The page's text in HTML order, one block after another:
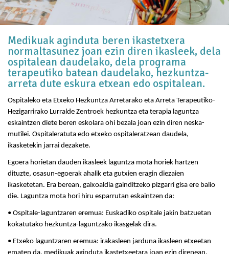
Medikuak aginduta beren ikastetxera
normaltasunez joan ezin diren ikasleek, dela
ospitalean daudelako, dela programa
terapeutiko batean daudelako, hezkuntza-
arreta dute eskura etxean edo ospitalean.
Ospitaleko eta Etxeko Hezkuntza Arretarako eta Arreta Terapeutiko-
Hezigarrirako Lurralde Zentroek hezkuntza eta terapia laguntza
eskaintzen diete beren eskolara ohi bezala joan ezin diren neska-
mutilei. Ospitaleratuta edo etxeko ospitaleratzean daudela,
ikasketekin jarrai dezakete.
Egoera horietan dauden ikasleek laguntza mota horiek hartzen
dituzte, osasun-egoerak ahalik eta gutxien eragin diezaien
ikasketetan. Era berean, gaixoaldia gainditzeko pizgarri gisa ere balio
die. Laguntza mota hori hiru esparrutan eskaintzen da:
• Ospitale-laguntzaren eremua: Euskadiko ospitale jakin batzuetan
kokatutako hezkuntza-laguntzako ikasgelak dira.
• Etxeko laguntzaren eremua: irakasleen jarduna ikasleen etxeetan